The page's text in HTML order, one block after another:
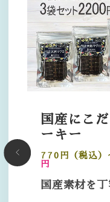
国産にこ
ーキー
770円（税込）
円
国産素材を